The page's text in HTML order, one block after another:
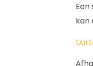
kan